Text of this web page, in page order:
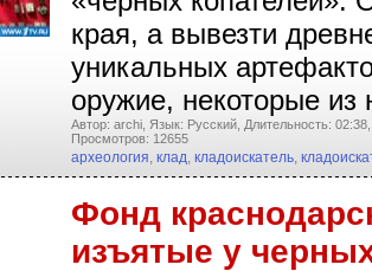
края, а вывезти
уникальных
оружие, некоторые
Автор: archi, Язык: Русский, Длительность: 02:38,
Просмотров: 12655
археология, клад, кладоискатель,
Фонд
изъятые у